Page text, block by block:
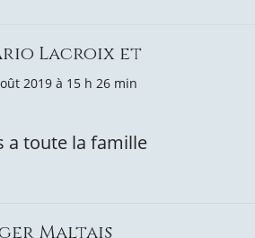
Lacroix et
2019 à 15 h 26 min
a toute la famille
Maltais